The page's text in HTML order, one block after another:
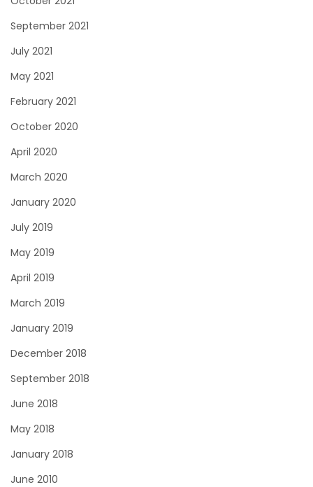
September 2021
July 2021
May 2021
February 2021
October 2020
April 2020
March 2020
January 2020
July 2019
May 2019
April 2019
March 2019
January 2019
December 2018
September 2018
June 2018
May 2018
January 2018
June 2010